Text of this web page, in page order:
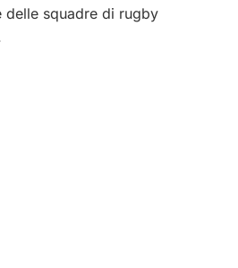
delle squadre di rugby